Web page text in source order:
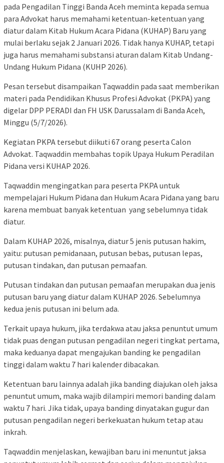
pada Pengadilan Tinggi Banda Aceh meminta kepada semua
para Advokat harus memahami ketentuan-ketentuan yang
diatur dalam Kitab Hukum Acara Pidana (KUHAP) Baru yang
mulai berlaku sejak 2 Januari 2026. Tidak hanya KUHAP, tetapi
juga harus memahami substansi aturan dalam Kitab Undang-
Undang Hukum Pidana (KUHP 2026).
Pesan tersebut disampaikan Taqwaddin pada saat memberikan
materi pada Pendidikan Khusus Profesi Advokat (PKPA) yang
digelar DPP PERADI dan FH USK Darussalam di Banda Aceh,
Minggu (5/7/2026).
Kegiatan PKPA tersebut diikuti 67 orang peserta Calon
Advokat. Taqwaddin membahas topik Upaya Hukum Peradilan
Pidana versi KUHAP 2026.
Taqwaddin mengingatkan para peserta PKPA untuk
mempelajari Hukum Pidana dan Hukum Acara Pidana yang baru
karena membuat banyak ketentuan yang sebelumnya tidak
diatur.
Dalam KUHAP 2026, misalnya, diatur 5 jenis putusan hakim,
yaitu: putusan pemidanaan, putusan bebas, putusan lepas,
putusan tindakan, dan putusan pemaafan.
Putusan tindakan dan putusan pemaafan merupakan dua jenis
putusan baru yang diatur dalam KUHAP 2026. Sebelumnya
kedua jenis putusan ini belum ada.
Terkait upaya hukum, jika terdakwa atau jaksa penuntut umum
tidak puas dengan putusan pengadilan negeri tingkat pertama,
maka keduanya dapat mengajukan banding ke pengadilan
tinggi dalam waktu 7 hari kalender dibacakan.
Ketentuan baru lainnya adalah jika banding diajukan oleh jaksa
penuntut umum, maka wajib dilampiri memori banding dalam
waktu 7 hari. Jika tidak, upaya banding dinyatakan gugur dan
putusan pengadilan negeri berkekuatan hukum tetap atau
inkrah.
Taqwaddin menjelaskan, kewajiban baru ini menuntut jaksa